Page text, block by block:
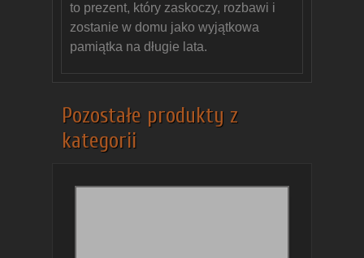
to prezent, który zaskoczy, rozbawi i
zostanie w domu jako wyjątkowa
pamiątka na długie lata.
Pozostałe produkty z
kategorii